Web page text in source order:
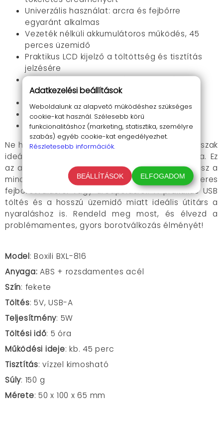
Univerzális használat: arcra és fejbőrre
egyaránt alkalmas
Vezeték nélküli akkumulátoros működés, 45
perces üzemidő
Praktikus LCD kijelző a töltöttség és tisztítás
jelzésére
Száraz és nedves használatra egyaránt
alkalmas
USB töltési lehetőség
Egyszerű tisztíthatóság
Kompakt kialakítás, könnyű használat
Ne hagyd ki ezt a kivételes ajánlatot! A nyári időszak
ideális a kopaszra borotvált stílus kipróbálására. Ez
az akkumulátoros férfi borotva tökéletes társ lesz a
mindennapokban, legyen szó akár rendszeres
fejborotválásról vagy arcápolásról. A praktikus USB
töltés és a hosszú üzemidő miatt ideális útitárs a
nyaraláshoz is. Rendeld meg most, és élvezd a
problémamentes, gyors borotválkozás élményét!
Model: Boxili BXL-816
Anyaga: ABS + rozsdamentes acél
Szín: fekete
Töltés: 5V, USB-A
Teljesítmény: 5W
Töltési idő: 5 óra
Működési ideje: kb. 45 perc
Tisztítás: vízzel kimosható
Súly: 150 g
Mérete: 50 x 100 x 65 mm
Adatkezelési beállítások
Weboldalunk az alapvető működéshez szükséges
cookie-kat használ. Szélesebb körű
funkcionalitáshoz (marketing, statisztika, személyre
szabás) egyéb cookie-kat engedélyezhet.
Részletesebb információk.
BEÁLLÍTÁSOK ELFOGADOM